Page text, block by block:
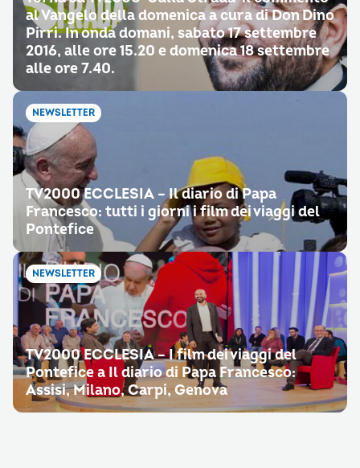
al Vangelo della domenica a cura di Don Dino
Pirri. In onda domani, sabato 17 settembre
2016, alle ore 15.20 e domenica 18 settembre
alle ore 7.40.
NEWSLETTER
TV2000 ECCLESIA – Il diario di Papa
Francesco: tutti i giorni i film dei viaggi del
Pontefice
NEWSLETTER
TV2000 ECCLESIA – I film dei viaggi del
Pontefice a Il diario di Papa Francesco:
Assisi, Milano, Carpi, Genova